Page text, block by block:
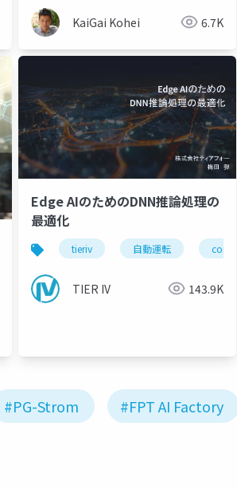
KaiGai Kohei 6.7K
Edge AIのためのDNN推論処理の
最適化
tieriv 自動運転
TIER IV 143.9K
#PG-Strom #FPT AI Factory